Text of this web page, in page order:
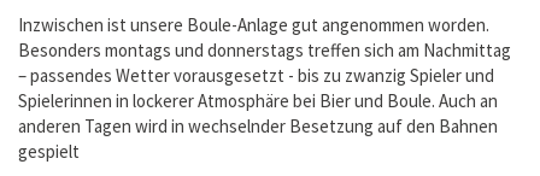
Inzwischen ist unsere Boule-Anlage gut angenommen worden.
Besonders montags und donnerstags treffen sich am Nachmittag
– passendes Wetter vorausgesetzt - bis zu zwanzig Spieler und
Spielerinnen in lockerer Atmosphäre bei Bier und Boule. Auch an
anderen Tagen wird in wechselnder Besetzung auf den Bahnen
gespielt